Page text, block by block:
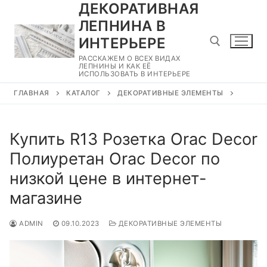
содержимому
ДЕКОРАТИВНАЯ
ЛЕПНИНА В
ИНТЕРЬЕРЕ
РАССКАЖЕМ О ВСЕХ ВИДАХ
ЛЕПНИНЫ И КАК ЕЁ
ИСПОЛЬЗОВАТЬ В ИНТЕРЬЕРЕ
Найти:
ГЛАВНАЯ КАТАЛОГ ДЕКОРАТИВНЫЕ ЭЛЕМЕНТЫ
Купить R13 Розетка Orac Decor
Полиуретан Orac Decor по
низкой цене в интернет-
магазине
ADMIN 09.10.2023 ДЕКОРАТИВНЫЕ ЭЛЕМЕНТЫ